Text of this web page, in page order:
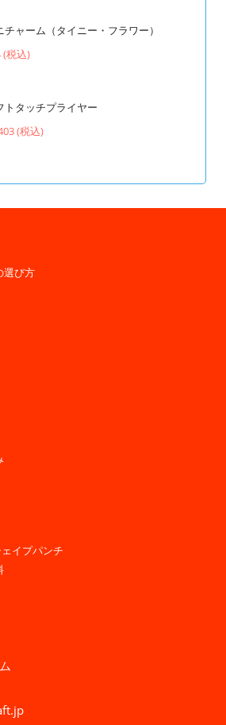
チャーム（タイニー・フラワー）
(税込)
トタッチプライヤー
(税込)
選び方
イプパンチ